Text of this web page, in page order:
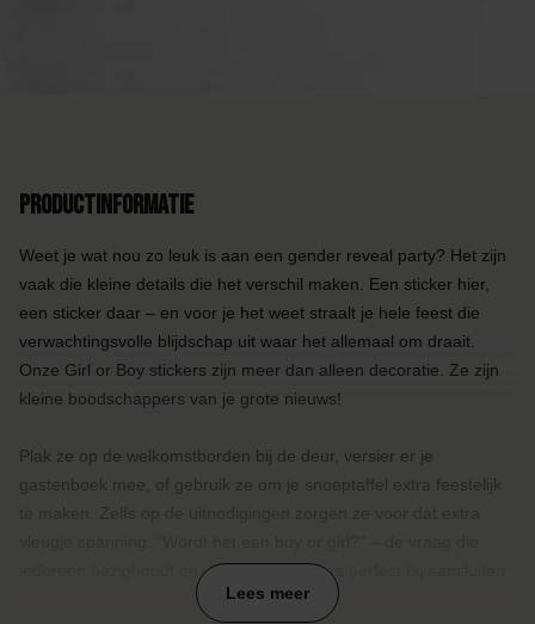
Productinformatie
Weet je wat nou zo leuk is aan een gender reveal party? Het zijn
vaak die kleine details die het verschil maken. Een sticker hier,
een sticker daar – en voor je het weet straalt je hele feest die
verwachtingsvolle blijdschap uit waar het allemaal om draait.
Onze Girl or Boy stickers zijn meer dan alleen decoratie. Ze zijn
kleine boodschappers van je grote nieuws!
Plak ze op de welkomstborden bij de deur, versier er je
gastenboek mee, of gebruik ze om je snoeptaffel extra feestelijk
iedereen bezighoudt en waar deze stickers perfect bij aansluiten.
Lees meer